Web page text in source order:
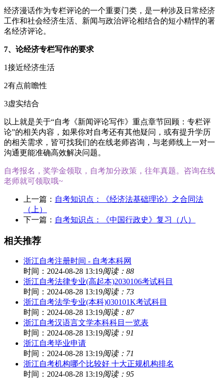
经济漫话作为专栏评论的一个重要门类，是一种涉及日常经济
工作和社会经济生活、新闻与政治评论相结合的短小精悍的署
名经济评论。
7、论经济专栏写作的要求
1接近经济生活
2有点前瞻性
3虚实结合
以上就是关于“自考《新闻评论写作》重点章节回顾：专栏评
论”的相关内容，如果你对自考还有其他疑问，或有提升学历
的相关需求，皆可找我们的在线老师咨询，与老师线上一对一
沟通更能准确高效解决问题。
自考报名，奖学金领取，自考加分政策，往年真题。咨询在线
老师就可领取哦~
上一篇： 自考知识点：《经济法基础理论》之合同法
（上）
下一篇： 自考知识点：《中国行政史》复习（八）
相关推荐
浙江自考注册时间 - 自考本科网
时间：2024-08-28 13:19阅读：88
浙江自考法律专业(高起本)2030106考试科目
时间：2024-08-28 13:19阅读：73
浙江自考法学专业(本科)030101K考试科目
时间：2024-08-28 13:19阅读：87
浙江自考汉语言文学本科科目一览表
时间：2024-08-28 13:19阅读：91
浙江自考毕业申请
时间：2024-08-28 13:19阅读：71
浙江自考机构哪个比较好 十大正规机构排名
时间：2024-08-28 13:19阅读：95